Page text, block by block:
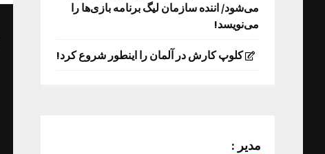
می‌شود/ اننده سازمان لیگ برنامه بازی‌ها را
می‌نویسد!
کلوپ کارش در آلمان را اینطور شروع کرد!
مدیر :